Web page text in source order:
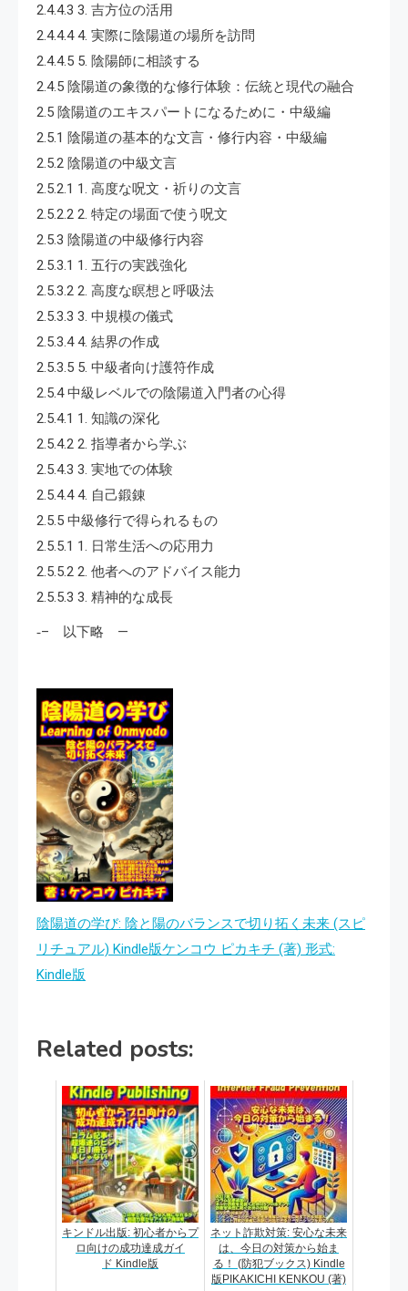
2.4.4.3 3. 吉方位の活用
2.4.4.4 4. 実際に陰陽道の場所を訪問
2.4.4.5 5. 陰陽師に相談する
2.4.5 陰陽道の象徴的な修行体験：伝統と現代の融合
2.5 陰陽道のエキスパートになるために・中級編
2.5.1 陰陽道の基本的な文言・修行内容・中級編
2.5.2 陰陽道の中級文言
2.5.2.1 1. 高度な呪文・祈りの文言
2.5.2.2 2. 特定の場面で使う呪文
2.5.3 陰陽道の中級修行内容
2.5.3.1 1. 五行の実践強化
2.5.3.2 2. 高度な瞑想と呼吸法
2.5.3.3 3. 中規模の儀式
2.5.3.4 4. 結界の作成
2.5.3.5 5. 中級者向け護符作成
2.5.4 中級レベルでの陰陽道入門者の心得
2.5.4.1 1. 知識の深化
2.5.4.2 2. 指導者から学ぶ
2.5.4.3 3. 実地での体験
2.5.4.4 4. 自己鍛錬
2.5.5 中級修行で得られるもの
2.5.5.1 1. 日常生活への応用力
2.5.5.2 2. 他者へのアドバイス能力
2.5.5.3 3. 精神的な成長
‐– 以下略 —
陰陽道の学び: 陰と陽のバランスで切り拓く未来 (スピ
リチュアル) Kindle版ケンコウ ピカキチ (著) 形式:
Kindle版
Related posts:
キンドル出版: 初心者からプ
ロ向けの成功達成ガイ
ド Kindle版
ネット詐欺対策: 安心な未来
は、今日の対策から始ま
る！ (防犯ブックス) Kindle
版PIKAKICHI KENKOU (著)